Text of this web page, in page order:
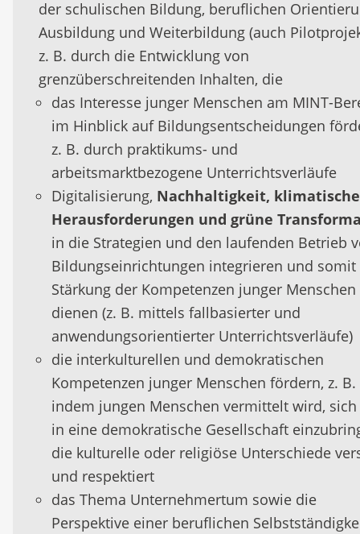
der schulischen Bildung, beruflichen
Ausbildung und Weiterbildung (auch
z. B. durch die Entwicklung von
grenzüberschreitenden Inhalten, die
das Interesse junger Menschen am MINT-
im Hinblick auf Bildungsentscheidungen
z. B. durch praktikums- und
arbeitsmarktbezogene Unterrichtsverläufe
Digitalisierung, Nachhaltigkeit, klimatische
Herausforderungen und grüne
in die Strategien und den laufenden Betrieb
Bildungseinrichtungen integrieren und somit
Stärkung der Kompetenzen junger Menschen
dienen (z. B. mittels fallbasierter und
anwendungsorientierter Unterrichtsverläufe)
die interkulturellen und demokratischen
Kompetenzen junger Menschen fördern, z. B.
indem jungen Menschen vermittelt wird,
in eine demokratische Gesellschaft
die kulturelle oder religiöse Unterschiede
und respektiert
das Thema Unternehmertum sowie die
Perspektive einer beruflichen